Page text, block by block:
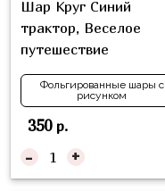
Шар Круг Синий
трактор, Веселое
путешествие
Фольгированные шары с
рисунком
350р.
- +
Куклы
ЛОЛ
Него
Для
Мишка